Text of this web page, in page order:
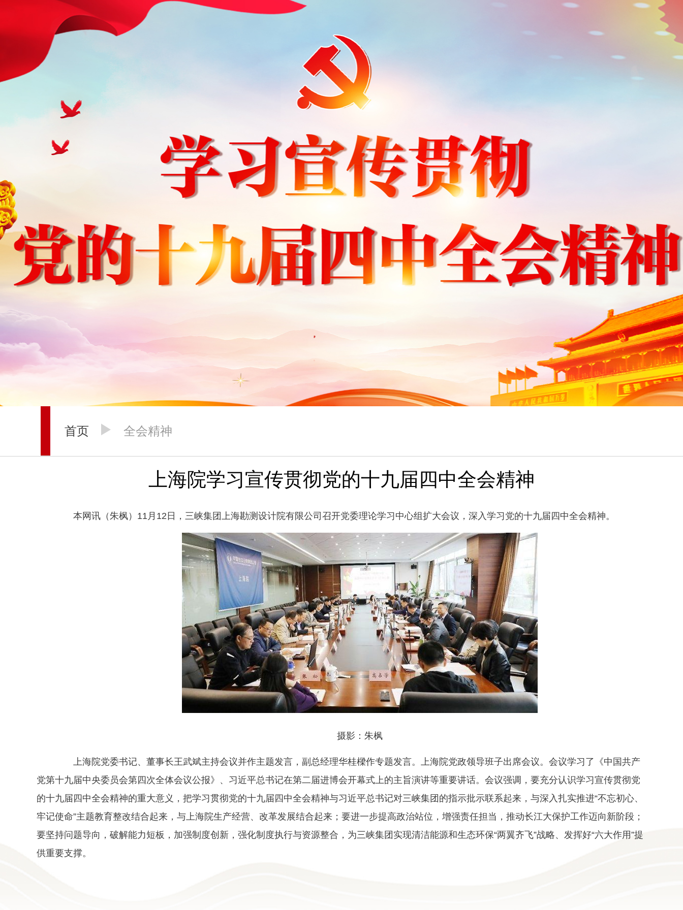
首页 全会精神
上海院学习宣传贯彻党的十九届四中全会精神
本网讯（朱枫）11月12日，三峡集团上海勘测设计院有限公司召开党委理论学习中心组扩大会议，深入学习党的十九届四中全会精神。
摄影：朱枫
上海院党委书记、董事长王武斌主持会议并作主题发言，副总经理华桂樑作专题发言。上海院党政领导班子出席会议。会议学习了《中国共产
党第十九届中央委员会第四次全体会议公报》、习近平总书记在第二届进博会开幕式上的主旨演讲等重要讲话。会议强调，要充分认识学习宣传贯彻党
的十九届四中全会精神的重大意义，把学习贯彻党的十九届四中全会精神与习近平总书记对三峡集团的指示批示联系起来，与深入扎实推进“不忘初心、
牢记使命”主题教育整改结合起来，与上海院生产经营、改革发展结合起来；要进一步提高政治站位，增强责任担当，推动长江大保护工作迈向新阶段；
要坚持问题导向，破解能力短板，加强制度创新，强化制度执行与资源整合，为三峡集团实现清洁能源和生态环保“两翼齐飞”战略、发挥好“六大作用”提
供重要支撑。